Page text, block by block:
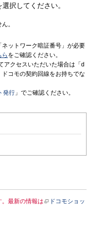
択してください。
。
ットワーク暗証番号」が必要
ら をご確認ください。
アクセスいただいた場合は「d
コモの契約回線をお持ちでな
発行 」でご確認ください。
最新の情報は
ドコモショッ